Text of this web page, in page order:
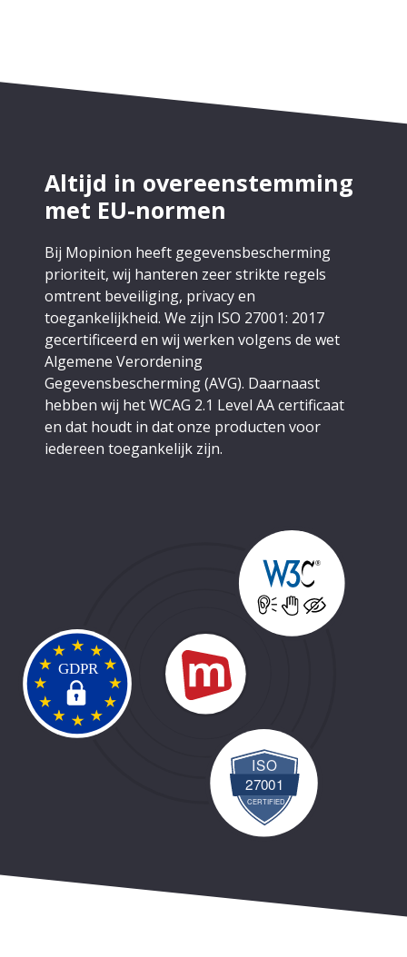
Altijd in overeenstemming
met EU-normen
Bij Mopinion heeft gegevensbescherming
prioriteit, wij hanteren zeer strikte regels
omtrent beveiliging, privacy en
toegankelijkheid. We zijn ISO 27001: 2017
gecertificeerd en wij werken volgens de wet
Algemene Verordening
Gegevensbescherming (AVG). Daarnaast
hebben wij het WCAG 2.1 Level AA certificaat
en dat houdt in dat onze producten voor
iedereen toegankelijk zijn.